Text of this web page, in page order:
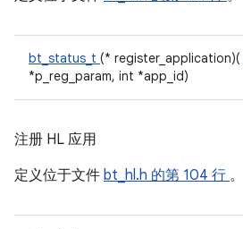
bt_status_t (* register_application)(
*p_reg_param, int *app_id)
注册 HL 应用
定义位于文件 bt_hl.h 的第 104 行 。